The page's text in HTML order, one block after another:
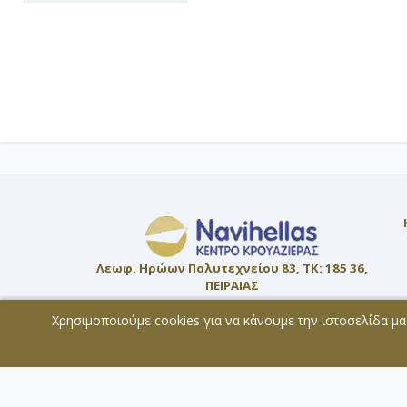
Χρησιμοποιούμε cookies για να κάνουμε την ιστοσελίδα
Λεωφ. Ηρώων Πολυτεχνείου 83, ΤΚ: 185 36,
ΠΕΙΡΑΙΑΣ
ΜΗ.Τ.Ε. 0207Ε60000819800